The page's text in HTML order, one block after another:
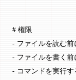
# 権限
- ファイルを読む前
- ファイルを書く前
- コマンドを実行